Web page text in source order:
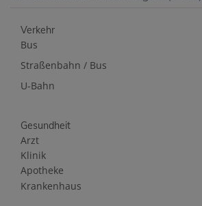
Verkehr
Bus
Straßenbahn / Bus
U-Bahn
Gesundheit
Arzt
Klinik
Apotheke
Krankenhaus